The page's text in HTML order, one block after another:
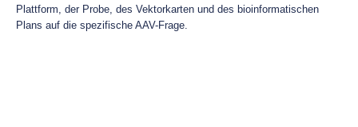
Plattform, der Probe, des Vektorkarten und des bioinformatischen
Plans auf die spezifische AAV-Frage.